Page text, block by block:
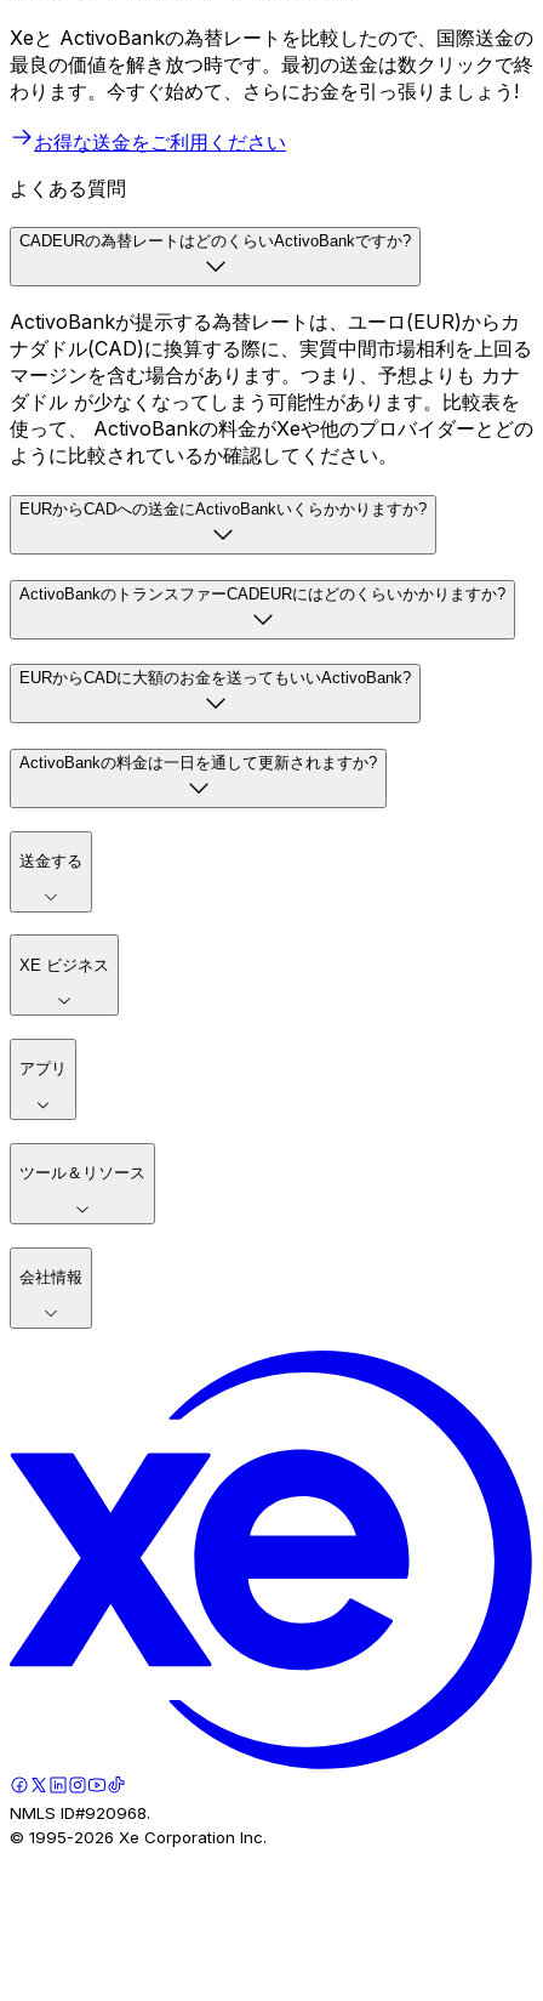
Xeと ActivoBankの為替レートを比較したので、国際送金の
最良の価値を解き放つ時です。最初の送金は数クリックで終
わります。今すぐ始めて、さらにお金を引っ張りましょう!
お得な送金をご利用ください
よくある質問
CADEURの為替レートはどのくらいActivoBankですか?
ActivoBankが提示する為替レートは、ユーロ(EUR)からカ
ナダドル(CAD)に換算する際に、実質中間市場相利を上回る
マージンを含む場合があります。つまり、予想よりも カナ
ダドル が少なくなってしまう可能性があります。比較表を
使って、 ActivoBankの料金がXeや他のプロバイダーとどの
ように比較されているか確認してください。
EURからCADへの送金にActivoBankいくらかかりますか?
ActivoBankのトランスファーCADEURにはどのくらいかかりますか?
EURからCADに大額のお金を送ってもいいActivoBank?
ActivoBankの料金は一日を通して更新されますか?
送金する
XE ビジネス
アプリ
ツール＆リソース
会社情報
NMLS ID#920968.
© 1995-2026 Xe Corporation Inc.